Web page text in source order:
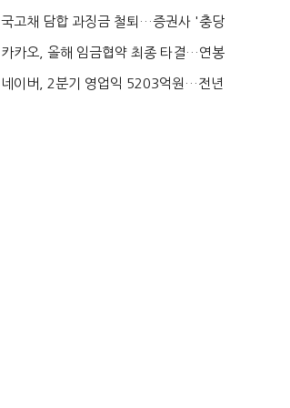
지에 상한가...
국고채 담합 과징금 철퇴…증권사 '충당
금 폭탄' 우려...
카카오, 올해 임금협약 최종 타결…연봉
6.3% 인상·격려...
네이버, 2분기 영업익 5203억원…전년